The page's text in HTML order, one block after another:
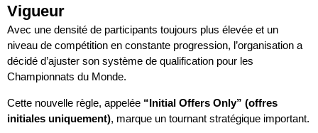
Vigueur
Avec une densité de participants toujours plus élevée et un
niveau de compétition en constante progression, l’organisation a
décidé d’ajuster son système de qualification pour les
Championnats du Monde.
Cette nouvelle règle, appelée “Initial Offers Only” (offres
initiales uniquement), marque un tournant stratégique important.